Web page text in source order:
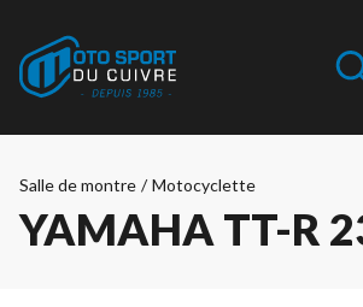
Salle de montre / Motocyclette
YAMAHA TT-R